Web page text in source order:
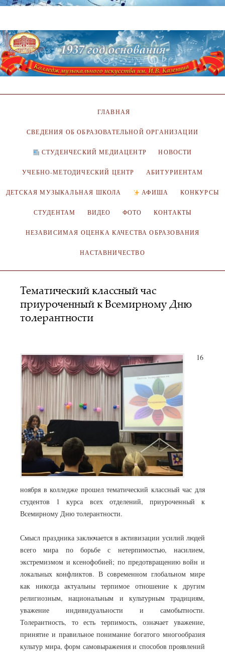
ГЛАВНАЯ
СВЕДЕНИЯ ОБ ОБРАЗОВАТЕЛЬНОЙ ОРГАНИЗАЦИИ
СТУДЕНЧЕСКИЙ МЕДИАЦЕНТР НОВОСТИ
УЧЕБНО-МЕТОДИЧЕСКИЙ ЦЕНТР АБИТУРИЕНТАМ
ДЕТСКАЯ МУЗЫКАЛЬНАЯ ШКОЛА АФИША КОНКУРСЫ
СТУДЕНТАМ ВИДЕО ФОТО КОНТАКТЫ
НЕЗАВИСИМАЯ ОЦЕНКА КАЧЕСТВА ОБРАЗОВАНИЯ
НАСТАВНИЧЕСТВО
Тематический классный час
приуроченный к Всемирному Дню
толерантности
16
ноября в колледже прошел тематический классный час для
студентов 1 курса всех отделений, приуроченный к
Всемирному Дню толерантности.
Смысл праздника заключается в активизации усилий людей
всего мира по борьбе с нетерпимостью, насилием,
экстремизмом и ксенофобией; по предотвращению войн и
локальных конфликтов. В современном глобальном мире
как никогда актуальны терпимое отношение к другим
религиозным, национальным и культурным традициям,
уважение индивидуальности и самобытности.
Толерантность, то есть терпимость, означает уважение,
принятие и правильное понимание богатого многообразия
культур мира, форм самовыражения и способов проявлений